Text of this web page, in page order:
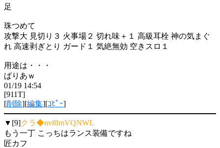
足
珠つめて
攻撃大 見切り３ 火事場２ 切れ味＋１ 高級耳栓 神の気まぐ
れ 高速剥ぎとり ガード１ 気絶無効 空きスロ１
用途は・・・
ぱりあｗ
01/19 14:54
[911T]
[削除][編集][ｺﾋﾟｰ]
▼[9]クラ◆nv8ImVQNWL
もう一丁 こっちはランス装備ですね
匠カフ